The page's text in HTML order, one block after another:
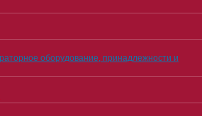
оборудование, принадлежности и